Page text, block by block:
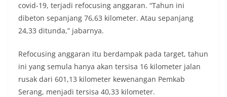
covid-19, terjadi refocusing anggaran. “Tahun ini
dibeton sepanjang 76,63 kilometer. Atau sepanjang
24,33 ditunda,” jabarnya.
Refocusing anggaran itu berdampak pada target, tahun
ini yang semula hanya akan tersisa 16 kilometer jalan
rusak dari 601,13 kilometer kewenangan Pemkab
Serang, menjadi tersisa 40,33 kilometer.